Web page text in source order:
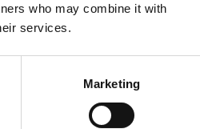
who may combine it with
services.
Marketing
sie den Live-Zustand beeinflussen.
alle relevanten Kontexte verfügbar